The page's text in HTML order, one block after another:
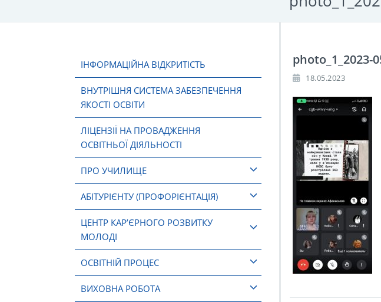
ІНФОРМАЦІЙНА ВІДКРИТІСТЬ
ВНУТРІШНЯ СИСТЕМА ЗАБЕЗПЕЧЕННЯ
ЯКОСТІ ОСВІТИ
ЛІЦЕНЗІЇ НА ПРОВАДЖЕННЯ
ОСВІТНЬОЇ ДІЯЛЬНОСТІ
ПРО УЧИЛИЩЕ
АБІТУРІЄНТУ (ПРОФОРІЄНТАЦІЯ)
ЦЕНТР КАР’ЄРНОГО РОЗВИТКУ
МОЛОДІ
ОСВІТНІЙ ПРОЦЕС
ВИХОВНА РОБОТА
photo_1_2023-
18.05.2023